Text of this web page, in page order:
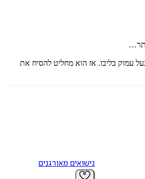
עמוק בליבו. אז הוא מחליט להסיח את
נישואים מאורגנים